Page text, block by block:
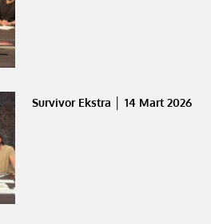
Survivor Ekstra │ 14 Mart 2026